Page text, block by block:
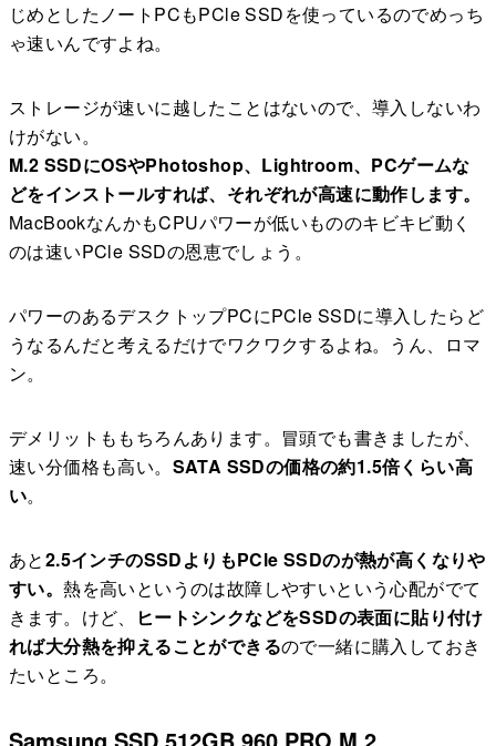
じめとしたノートPCもPCle SSDを使っているのでめっち
ゃ速いんですよね。
ストレージが速いに越したことはないので、導入しないわ
けがない。
M.2 SSDにOSやPhotoshop、Lightroom、PCゲームな
どをインストールすれば、それぞれが高速に動作します。
MacBookなんかもCPUパワーが低いもののキビキビ動く
のは速いPCle SSDの恩恵でしょう。
パワーのあるデスクトップPCにPCle SSDに導入したらど
うなるんだと考えるだけでワクワクするよね。うん、ロマ
ン。
デメリットももちろんあります。冒頭でも書きましたが、
速い分価格も高い。 SATA SSDの価格の約1.5倍くらい高
い。
あと2.5インチのSSDよりもPCle SSDのが熱が高くなりや
すい。熱を高いというのは故障しやすいという心配がでて
きます。けど、
ヒートシンクなどをSSDの表面に貼り付け
れば大分熱を抑えることができるので一緒に購入しておき
たいところ。